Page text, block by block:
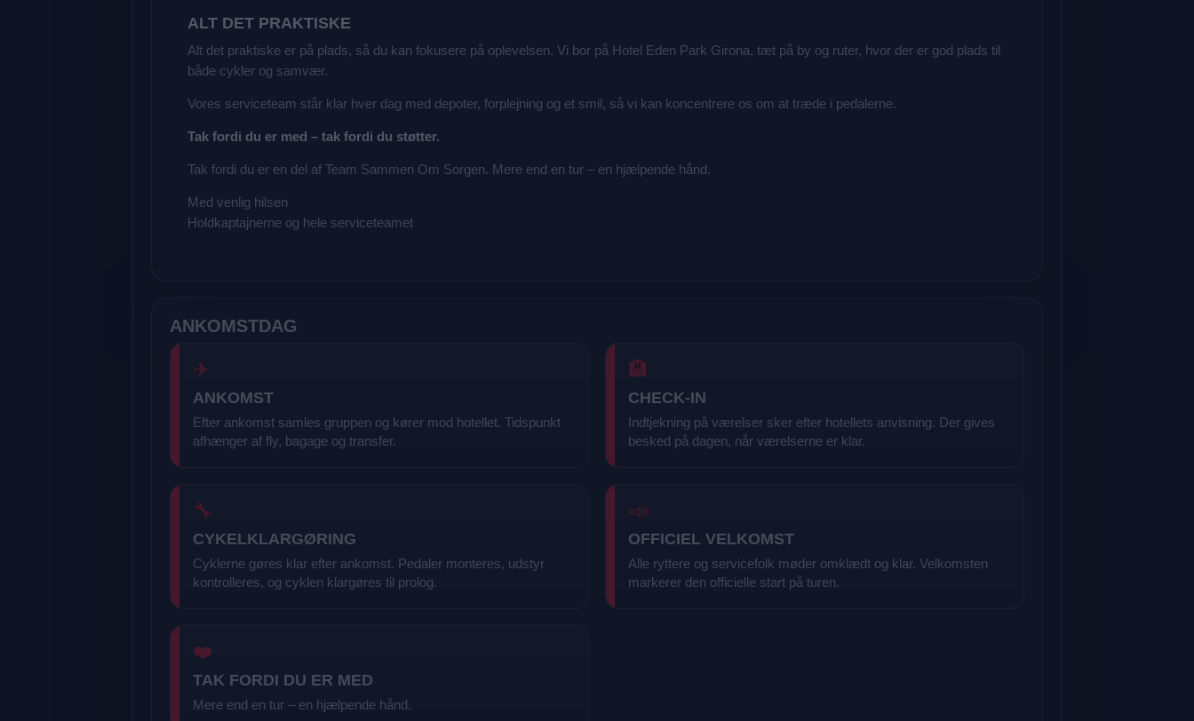
ALT DET PRAKTISKE
Alt det praktiske er på plads, så du kan fokusere på oplevelsen. Vi bor på Hotel Eden Park Girona, tæt på by og ruter, hvor der er god plads til
både cykler og samvær.
Vores serviceteam står klar hver dag med depoter, forplejning og et smil, så vi kan koncentrere os om at træde i pedalerne.
Tak fordi du er med – tak fordi du støtter.
Tak fordi du er en del af Team Sammen Om Sorgen. Mere end en tur – en hjælpende hånd.
Med venlig hilsen
Holdkaptajnerne og hele serviceteamet
ANKOMSTDAG
✈
ANKOMST
Efter ankomst samles gruppen og kører mod hotellet. Tidspunkt
afhænger af fly, bagage og transfer.
🏨
CHECK-IN
Indtjekning på værelser sker efter hotellets anvisning. Der gives
besked på dagen, når værelserne er klar.
🔧
CYKELKLARGØRING
Cyklerne gøres klar efter ankomst. Pedaler monteres, udstyr
kontrolleres, og cyklen klargøres til prolog.
📣
OFFICIEL VELKOMST
Alle ryttere og servicefolk møder omklædt og klar. Velkomsten
markerer den officielle start på turen.
❤️
TAK FORDI DU ER MED
Mere end en tur – en hjælpende hånd.